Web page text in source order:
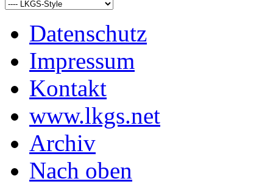
Datenschutz
Impressum
Kontakt
www.lkgs.net
Archiv
Nach oben